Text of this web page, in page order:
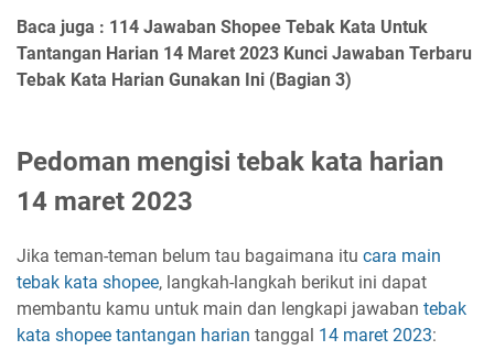
Baca juga : 114 Jawaban Shopee Tebak Kata Untuk
Tantangan Harian 14 Maret 2023 Kunci Jawaban Terbaru
Tebak Kata Harian Gunakan Ini (Bagian 3)
Pedoman mengisi tebak kata harian
14 maret 2023
Jika teman-teman belum tau bagaimana itu cara main
tebak kata shopee, langkah-langkah berikut ini dapat
membantu kamu untuk main dan lengkapi jawaban tebak
kata shopee tantangan harian tanggal 14 maret 2023: